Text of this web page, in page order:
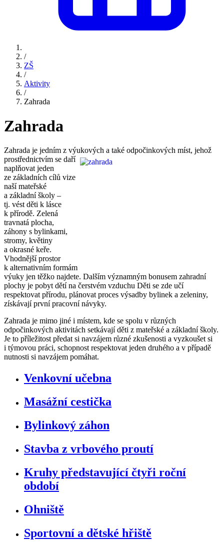
/
ZŠ
/
Aktivity
/
Zahrada
Zahrada
Zahrada je jedním z výukových a také odpočinkových míst, jehož
prostřednictvím se daří
naplňovat jeden
ze základních cílů vize
naší mateřské
a základní školy –
tj. vést děti k lásce
k přírodě. Zelená
travnatá plocha,
záhony s bylinkami,
stromy, květiny
a okrasné keře.
Vhodnější prostor
k alternativním formám
výuky jen těžko najdete. Dalším významným bonusem zahradní
plochy je pobyt dětí na čerstvém vzduchu Děti se zde učí
respektovat přírodu, plánovat proces výsadby bylinek a zeleniny,
získávají první pracovní návyky.
Zahrada je mimo jiné i místem, kde se spolu v různých
odpočinkových aktivitách setkávají děti z mateřské a základní školy.
Je to příležitost předat si navzájem různé zkušenosti a vyzkoušet si
i týmovou práci, schopnost respektovat jeden druhého a v případě
nutnosti si navzájem pomáhat.
Venkovní učebna
Masážní cestička
Bylinkový záhon
Stavba z vrbového proutí
Kruhy představující čtyři roční
období
Ohniště
Sportovní a dětské hřiště